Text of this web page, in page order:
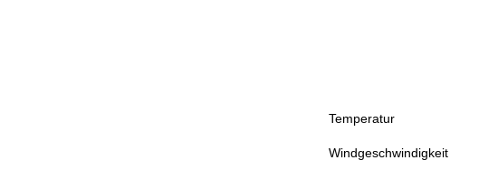
Temperatur
Windgeschwindigkeit